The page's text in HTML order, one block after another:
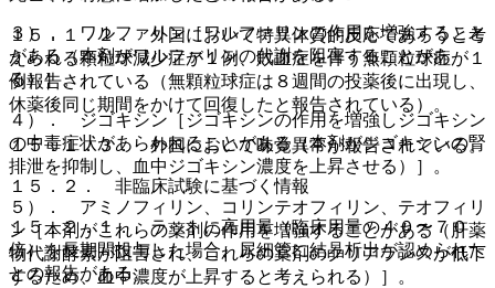
１５．１．２． 外国において特異体質的反応であろうと考
えられる顆粒球減少症が１例、敗血症を伴う無顆粒球症が１
例報告されている（無顆粒球症は８週間の投薬後に出現し、
休薬後同じ期間をかけて回復したと報告されている）。
１５．１．３． 外国において味覚異常が報告されている。
１５．２． 非臨床試験に基づく情報
１５．２．１． ラットに高用量（臨床用量の４０〜７０
倍）を長期間投与した場合、尿細管に結晶析出が認められた
との報告がある。
３）． ワルファリン［ワルファリンの作用を増強すること
がある（本剤がワルファリンの代謝を阻害することがあ
る）］。
４）． ジゴキシン［ジゴキシンの作用を増強しジゴキシン
の中毒症状があらわれることがある（本剤がジゴキシンの腎
排泄を抑制し、血中ジゴキシン濃度を上昇させる）］。
５）． アミノフィリン、コリンテオフィリン、テオフィリ
ン［本剤がこれらの薬剤の作用を増強することがある（肝薬
物代謝酵素が阻害され、これらの薬剤のクリアランスが低下
するため、血中濃度が上昇すると考えられる）］。